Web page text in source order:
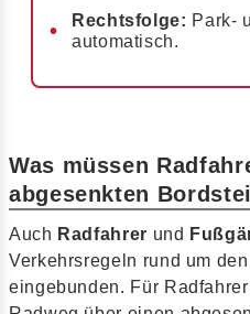
Rechtsfolge: Park-
automatisch.
Was müssen
abgesenkten
Auch Radfahrer und
Verkehrsregeln rund um
eingebunden. Für